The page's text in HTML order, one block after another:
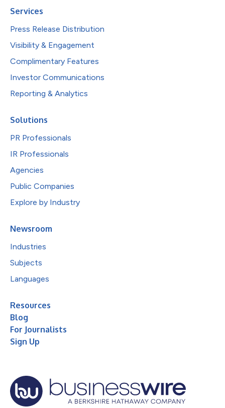
Services
Press Release Distribution
Visibility & Engagement
Complimentary Features
Investor Communications
Reporting & Analytics
Solutions
PR Professionals
IR Professionals
Agencies
Public Companies
Explore by Industry
Newsroom
Industries
Subjects
Languages
Resources
Blog
For Journalists
Sign Up